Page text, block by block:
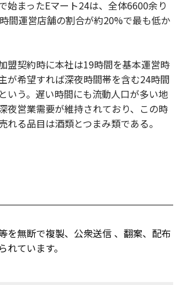
始まったEマート24は、全体6600余り
間運営店舗の割合が約20%で最も低か
盟契約時に本社は19時間を基本運営時
が希望すれば深夜時間帯を含む24時間
いう。遅い時間にも流動人口が多い地
夜営業需要が維持されており、この時
れる品目は酒類とつまみ類である。
を無断で複製、公衆送信 、翻案、配布
れています。